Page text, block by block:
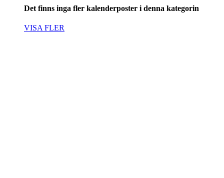
Det finns inga fler kalenderposter i denna kategorin
VISA FLER